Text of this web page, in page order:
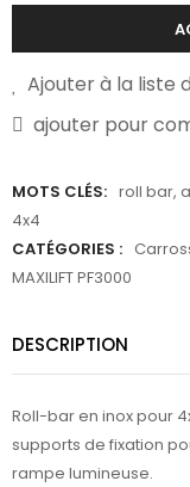
Ajouter à la liste
ajouter pour
MOTS CLÉS: roll bar,
4x4
CATÉGORIES :
MAXILIFT PF3000
DESCRIPTION
Roll-bar en inox pour
supports de fixation
rampe lumineuse.